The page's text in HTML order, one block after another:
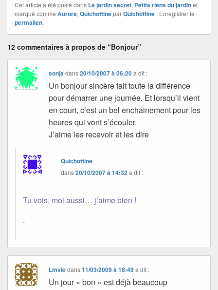
Cet article a été posté dans Le jardin secret, Petits riens du jardinet
marqué comme Aurore,QuichottineparQuichottine . Enregistrer le
permalien.
12 commentaires à propos de “Bonjour”
sonjadans20/10/2007 à 06:20 a dit :
Un bonjour sincère fait toute la différence
pour démarrer une journée. Et lorsqu’il vient
en court, c’est un bel enchainement pour les
heures qui vont s’écouler.
J’aime les recevoir et les dire
Quichottine
dans20/10/2007 à 14:32a dit :
Tu vois, moi aussi… j’aime bien !
.
Lmviedans11/03/2009 à 18:49 a dit :
Un jour « bon » est déjà beaucoup